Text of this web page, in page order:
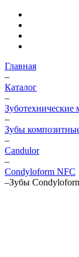
Главная
–
Каталог
–
Зуботехнические
–
Зубы
–
Candulor
–
Condyloform NFC
–Зубы